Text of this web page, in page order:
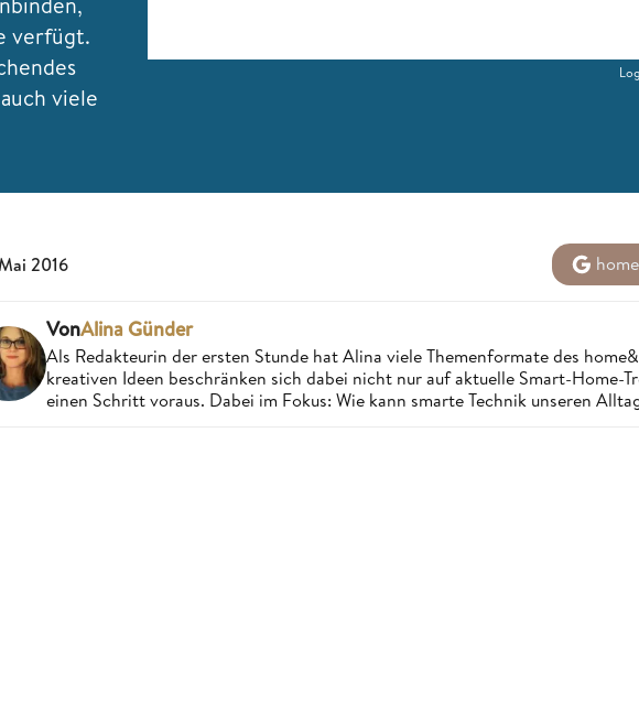
verfügt.
viele
2016
VonAlina Günder
Als Redakteurin der ersten Stunde hat Alina viele Themenformate des
kreativen Ideen beschränken sich dabei nicht nur auf aktuelle Smart-Home-
einen Schritt voraus. Dabei im Fokus: Wie kann smarte Technik unseren